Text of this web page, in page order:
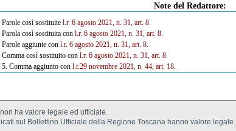
Note del Redattore:
Parole così sostituite l.r. 6 agosto 2021, n. 31, art. 8.
Parola così sostituita con l.r. 6 agosto 2021, n. 31, art. 8.
Parole aggiunte con l.r. 6 agosto 2021, n. 31, art. 8.
Comma così sostituito con l.r. 6 agosto 2021, n. 31, art. 8.
5. Comma aggiunto con l.r.29 novembre 2021, n. 44, art. 18.
ha valore legale ed ufficiale.
sul Bollettino Ufficiale della Regione Toscana hanno valore legale.